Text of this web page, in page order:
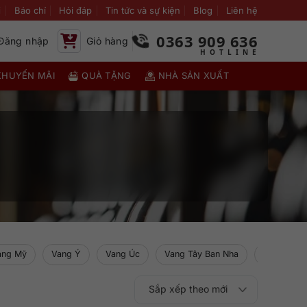
Báo chí Hỏi đáp Tin tức và sự kiện Blog Liên hệ
nhập Giỏ hàng 0363 909 636
MÃI QUÀ TẶNG NHÀ SẢN XUẤT
Mỹ Vang Ý Vang Úc Vang Tây Ban Nha
Sắp xếp theo
Sắp xếp theo mới